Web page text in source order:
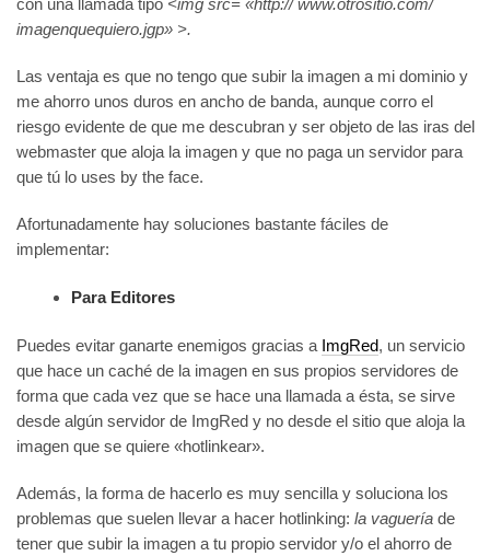
imagenquequiero.jgp» >.
Las ventaja es que no tengo que subir la imagen a mi dominio y
me ahorro unos duros en ancho de banda, aunque corro el
riesgo evidente de que me descubran y ser objeto de las iras del
webmaster que aloja la imagen y que no paga un servidor para
que tú lo uses by the face.
Afortunadamente hay soluciones bastante fáciles de
implementar:
Para Editores
Puedes evitar ganarte enemigos gracias a ImgRed, un servicio
que hace un caché de la imagen en sus propios servidores de
forma que cada vez que se hace una llamada a ésta, se sirve
desde algún servidor de ImgRed y no desde el sitio que aloja la
imagen que se quiere «hotlinkear».
Además, la forma de hacerlo es muy sencilla y soluciona los
problemas que suelen llevar a hacer hotlinking: la vaguería de
tener que subir la imagen a tu propio servidor y/o el ahorro de